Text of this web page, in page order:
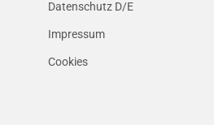
Datenschutz D/E
Impressum
Cookies